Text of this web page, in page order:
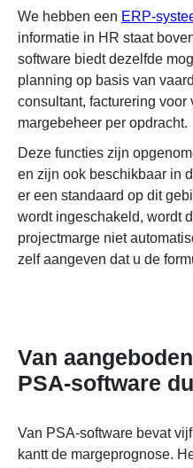
We hebben een ERP-
informatie in HR staat
software biedt dezelfde
planning op basis van
consultant, facturering voor
margebeheer per opdracht.
Deze functies zijn
en zijn ook beschikbaar in
er een standaard op dit
wordt ingeschakeld, wordt
projectmarge niet
zelf aangeven dat u de
Van
PSA-software
Van PSA-software bevat
kantt de margeprognose.